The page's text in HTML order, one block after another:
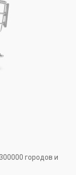
городов и